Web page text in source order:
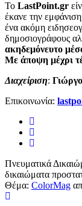
To LastPoint.gr
έκανε την
ένα ακόμη
δημοσιογράφους
ακηδεμόνευτο
Με άποψη μέχρι
Διαχείριση:
Επικοινωνία:
Πνευματικά
δικαιώματα
Θέμα: ColorMag